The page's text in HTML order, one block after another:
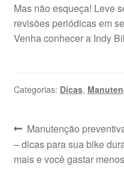
Mas não esqueça! Leve
revisões periódicas em
Venha conhecer a Indy
Categorias: Dicas,
Navegação
de
Post
anterior:
Manutenção
– dicas para sua bike
mais e você gastar